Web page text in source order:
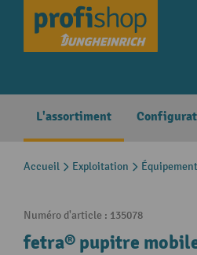
Skip to main navigation
L'assortiment
Accueil Exploitation
Numéro d'article : 135078
fetra® pupitre